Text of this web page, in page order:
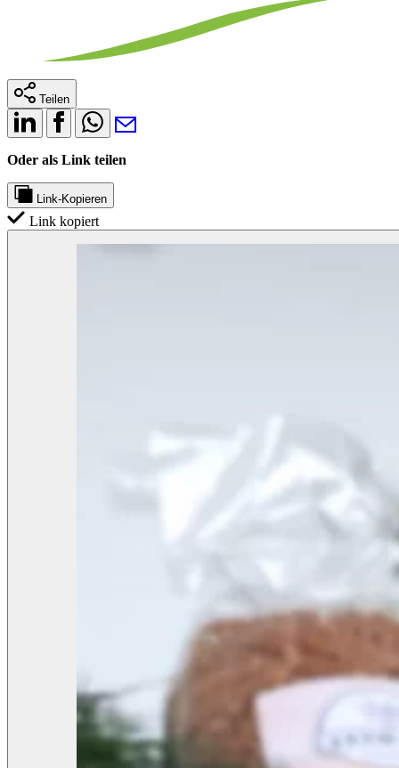
Teilen
Oder als Link teilen
Link-Kopieren
Link kopiert